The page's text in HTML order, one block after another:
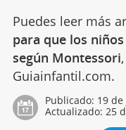
Puedes leer más
para que los
según Montessori
Guiainfantil.com.
Publicado: 19
Actualizado: 25